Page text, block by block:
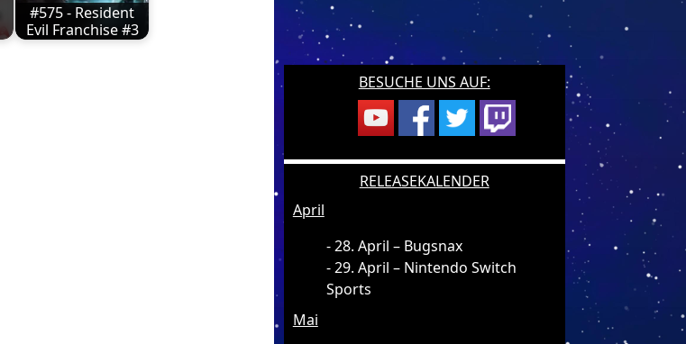
#575 - Resident
Evil Franchise #3
BESUCHE UNS AUF:
RELEASEKALENDER
April
28. April – Bugsnax
29. April – Nintendo Switch
Sports
Mai